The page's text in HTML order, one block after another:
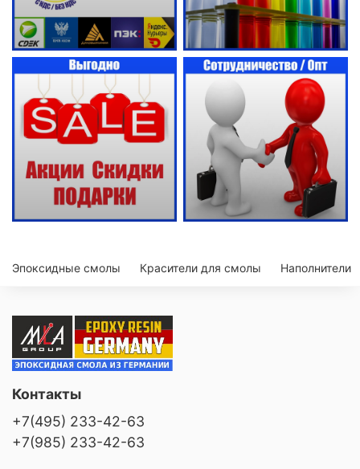
Эпоксидные смолы Красители для смолы Наполнители
Контакты
+7(495) 233-42-63
+7(985) 233-42-63